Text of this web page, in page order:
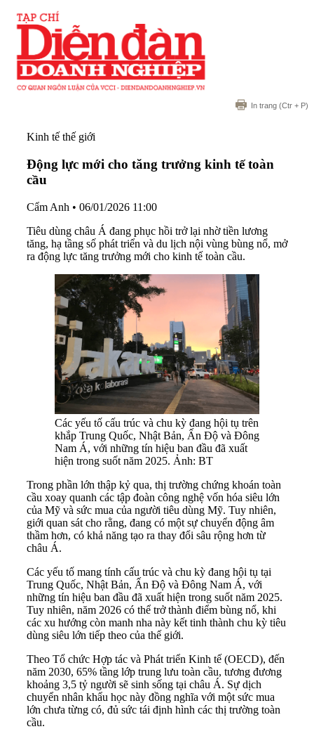
In trang (Ctr + P)
Kinh tế thế giới
Động lực mới cho tăng trưởng kinh tế toàn
cầu
Cẩm Anh • 06/01/2026 11:00
Tiêu dùng châu Á đang phục hồi trở lại nhờ tiền lương
tăng, hạ tầng số phát triển và du lịch nội vùng bùng nổ, mở
ra động lực tăng trưởng mới cho kinh tế toàn cầu.
Các yếu tố cấu trúc và chu kỳ đang hội tụ trên
khắp Trung Quốc, Nhật Bản, Ấn Độ và Đông
Nam Á, với những tín hiệu ban đầu đã xuất
hiện trong suốt năm 2025. Ảnh: BT
Trong phần lớn thập kỷ qua, thị trường chứng khoán toàn
cầu xoay quanh các tập đoàn công nghệ vốn hóa siêu lớn
của Mỹ và sức mua của người tiêu dùng Mỹ. Tuy nhiên,
giới quan sát cho rằng, đang có một sự chuyển động âm
thầm hơn, có khả năng tạo ra thay đổi sâu rộng hơn từ
châu Á.
Các yếu tố mang tính cấu trúc và chu kỳ đang hội tụ tại
Trung Quốc, Nhật Bản, Ấn Độ và Đông Nam Á, với
những tín hiệu ban đầu đã xuất hiện trong suốt năm 2025.
Tuy nhiên, năm 2026 có thể trở thành điểm bùng nổ, khi
các xu hướng còn manh nha này kết tinh thành chu kỳ tiêu
dùng siêu lớn tiếp theo của thế giới.
Theo Tổ chức Hợp tác và Phát triển Kinh tế (OECD), đến
năm 2030, 65% tầng lớp trung lưu toàn cầu, tương đương
khoảng 3,5 tỷ người sẽ sinh sống tại châu Á. Sự dịch
chuyển nhân khẩu học này đồng nghĩa với một sức mua
lớn chưa từng có, đủ sức tái định hình các thị trường toàn
cầu.